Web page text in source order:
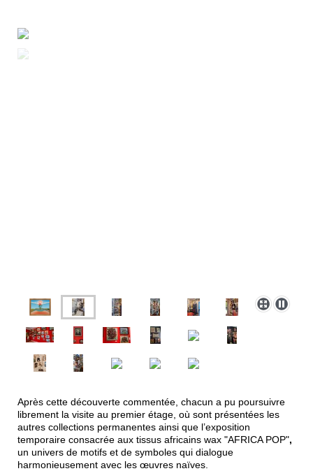
Après cette découverte commentée, chacun a pu poursuivre
librement la visite au premier étage, où sont présentées les
autres collections permanentes ainsi que l’exposition
temporaire consacrée aux tissus africains wax "AFRICA POP",
un univers de motifs et de symboles qui dialogue
harmonieusement avec les œuvres naïves.